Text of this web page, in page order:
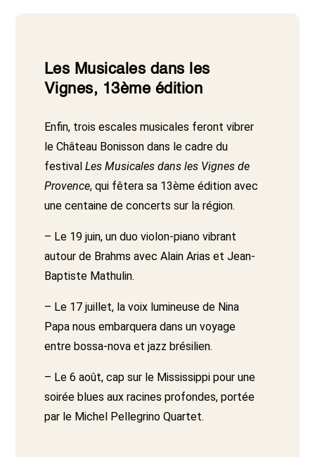
Les Musicales dans les
Vignes, 13ème édition
Enfin, trois escales musicales feront vibrer
le Château Bonisson dans le cadre du
festival Les Musicales dans les Vignes de
Provence, qui fêtera sa 13ème édition avec
une centaine de concerts sur la région.
– Le 19 juin, un duo violon-piano vibrant
autour de Brahms avec Alain Arias et Jean-
Baptiste Mathulin.
– Le 17 juillet, la voix lumineuse de Nina
Papa nous embarquera dans un voyage
entre bossa-nova et jazz brésilien.
– Le 6 août, cap sur le Mississippi pour une
soirée blues aux racines profondes, portée
par le Michel Pellegrino Quartet.